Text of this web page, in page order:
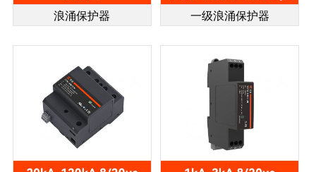
浪涌保护器 一级浪涌保护器